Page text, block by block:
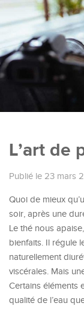
L’art de
Publié le 23 mars
Quoi de mieux
soir, après une
Le thé nous
bienfaits. Il régule
naturellement
viscérales. Mais
Certains éléments
qualité de l’eau